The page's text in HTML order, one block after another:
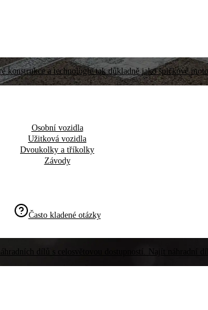
konstrukce a technologie tak důkladně jako špičkové
Osobní vozidla
Užitková vozidla
Dvoukolky a tříkolky
Závody
Často kladené otázky
dílů s celosvětovou dostupností. Najít náhradní